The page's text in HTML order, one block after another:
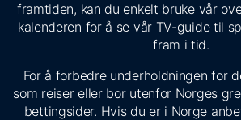
framtiden, kan du enkelt bruke vår
kalenderen for å se vår TV-guide til
fram i tid.
For å forbedre underholdningen for
som reiser eller bor utenfor Norges
bettingsider. Hvis du er i Norge